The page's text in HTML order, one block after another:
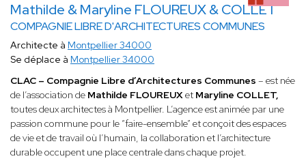
Mathilde & Maryline FLOUREUX & COLLET
COMPAGNIE LIBRE D'ARCHITECTURES COMMUNES
Architecte à Montpellier 34000
Se déplace à Montpellier 34000
CLAC – Compagnie Libre d’Architectures Communes – est née
de l’association de Mathilde FLOUREUXet Maryline COLLET,
toutes deux architectes à Montpellier. L’agence est animée par une
passion commune pour le “faire-ensemble” et conçoit des espaces
de vie et de travail où l’humain, la collaboration et l’architecture
durable occupent une place centrale dans chaque projet.